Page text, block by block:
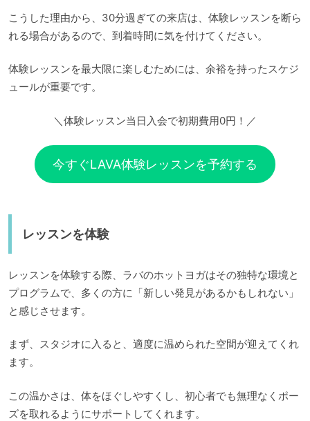
こうした理由から、30分過ぎての来店は、体験レッスンを断ら
れる場合があるので、到着時間に気を付けてください。
体験レッスンを最大限に楽しむためには、余裕を持ったスケジ
ュールが重要です。
＼体験レッスン当日入会で初期費用0円！／
今すぐLAVA体験レッスンを予約する
レッスンを体験
レッスンを体験する際、ラバのホットヨガはその独特な環境と
プログラムで、多くの方に「新しい発見があるかもしれない」
と感じさせます。
まず、スタジオに入ると、適度に温められた空間が迎えてくれ
ます。
この温かさは、体をほぐしやすくし、初心者でも無理なくポー
ズを取れるようにサポートしてくれます。